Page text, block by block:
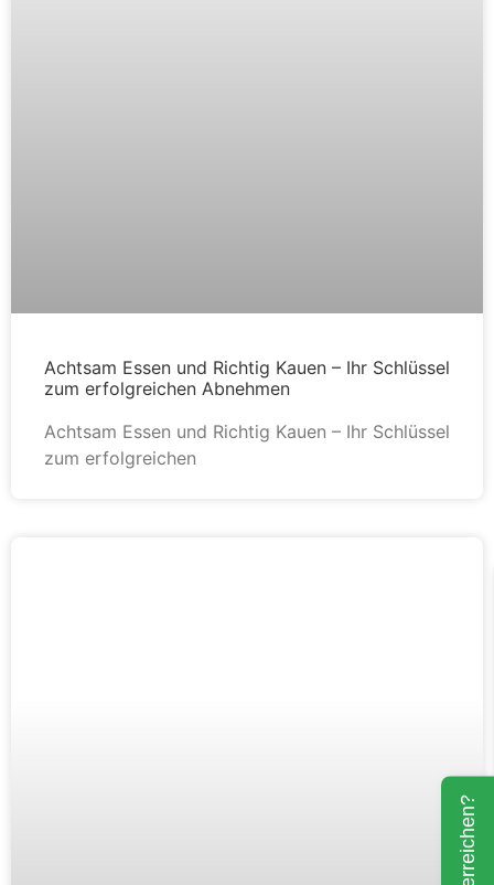
Achtsam Essen und Richtig Kauen – Ihr Schlüssel
zum erfolgreichen Abnehmen
Achtsam Essen und Richtig Kauen – Ihr Schlüssel
zum erfolgreichen